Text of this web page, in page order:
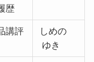
歴
講評
しめの
ゆき